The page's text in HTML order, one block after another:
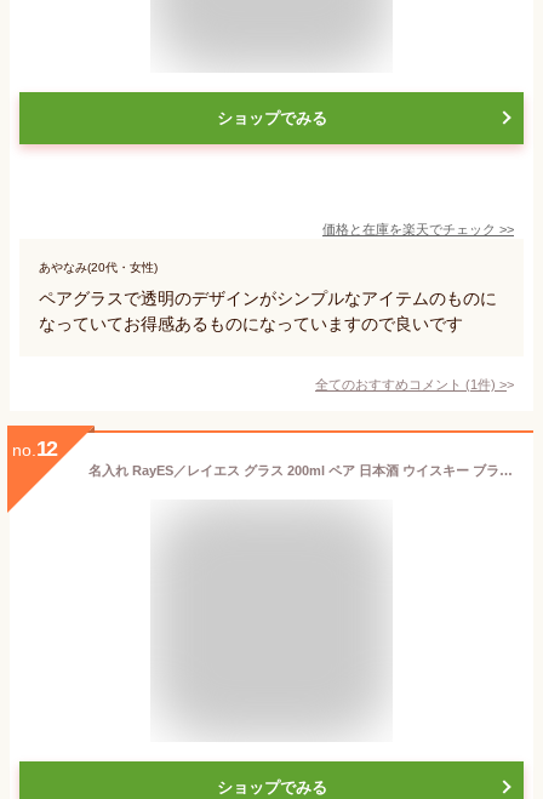
ショップでみる
価格と在庫を楽天でチェック >>
あやなみ(20代・女性)
ペアグラスで透明のデザインがシンプルなアイテムのものに
なっていてお得感あるものになっていますので良いです
全てのおすすめコメント (1件) >
no. 12
名入れ RayES／レイエス グラス 200ml ペア 日本酒 ウイスキー ブランデー ギフト プレゼント おしゃれ ダブルウォール 耐熱 ガラス タンブラー 二重 名前入り 彫刻 保冷 保温 焼酎 紅茶 コーヒー 結婚祝い 誕生日 記念日 還暦 古希 両親 男性 女性
ショップでみる